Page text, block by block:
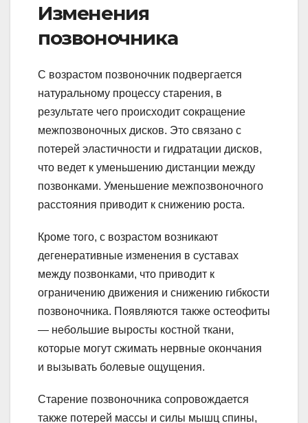
Изменения
позвоночника
С возрастом позвоночник подвергается
натуральному процессу старения, в
результате чего происходит сокращение
межпозвоночных дисков. Это связано с
потерей эластичности и гидратации дисков,
что ведет к уменьшению дистанции между
позвонками. Уменьшение межпозвоночного
расстояния приводит к снижению роста.
Кроме того, с возрастом возникают
дегенеративные изменения в суставах
между позвонками, что приводит к
ограничению движения и снижению гибкости
позвоночника. Появляются также остеофиты
— небольшие выросты костной ткани,
которые могут сжимать нервные окончания
и вызывать болевые ощущения.
Старение позвоночника сопровождается
также потерей массы и силы мышц спины,